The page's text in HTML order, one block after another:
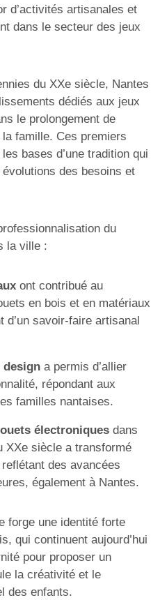
d’activités artisanales et
dans le secteur des jeux
du XXe siècle, Nantes
dédiés aux jeux
le prolongement de
famille. Ces premiers
bases d’une tradition qui
des besoins et
du
la ville :
ont contribué au
en bois et en matériaux
d’un savoir-faire artisanal
design a permis d’allier
répondant aux
familles nantaises.
électroniques dans
XXe siècle a transformé
des avancées
également à Nantes.
forge une identité forte
qui continuent aujourd’hui
pour proposer un
la créativité et le
des enfants.